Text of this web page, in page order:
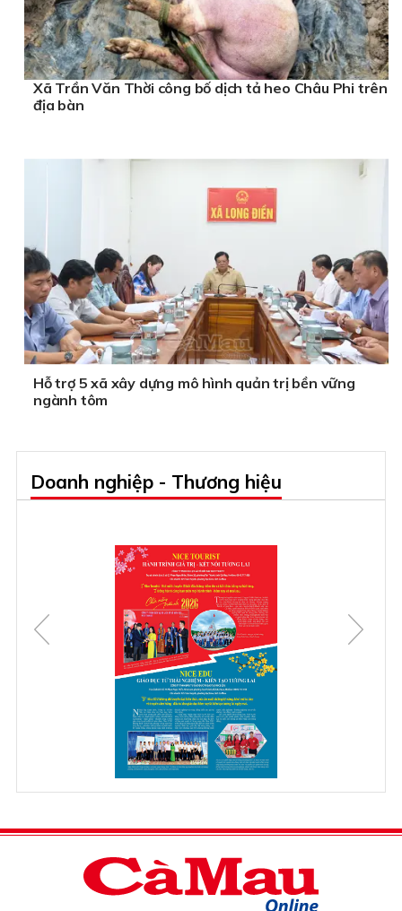
Xã Trần Văn Thời công bố dịch tả heo Châu Phi trên
địa bàn
Hỗ trợ 5 xã xây dựng mô hình quản trị bền vững
ngành tôm
Doanh nghiệp - Thương hiệu